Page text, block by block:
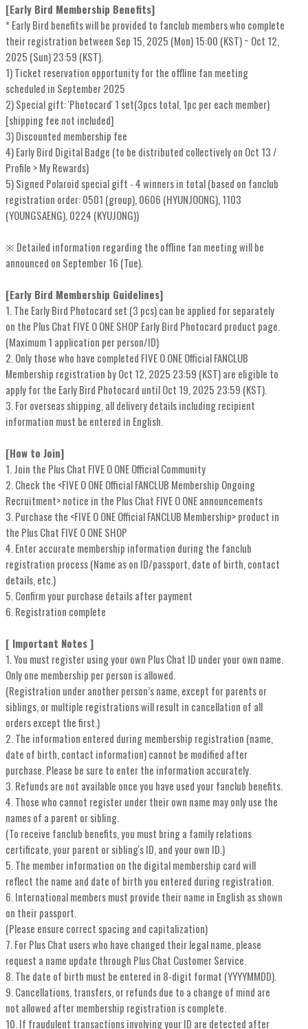
[Early Bird Membership Benefits]
* Early Bird benefits will be provided to fanclub members who complete
their registration between Sep 15, 2025 (Mon) 15:00 (KST) ~ Oct 12,
2025 (Sun) 23:59 (KST).
1) Ticket reservation opportunity for the offline fan meeting
scheduled in September 2025
2) Special gift: 'Photocard' 1 set(3pcs total, 1pc per each member)
[shipping fee not included]
3) Discounted membership fee
4) Early Bird Digital Badge (to be distributed collectively on Oct 13 /
Profile > My Rewards)
5) Signed Polaroid special gift - 4 winners in total (based on fanclub
registration order: 0501 (group), 0606 (HYUNJOONG), 1103
(YOUNGSAENG), 0224 (KYUJONG))
※ Detailed information regarding the offline fan meeting will be
announced on September 16 (Tue).
[Early Bird Membership Guidelines]
1. The Early Bird Photocard set (3 pcs) can be applied for separately
on the Plus Chat FIVE O ONE SHOP Early Bird Photocard product page.
(Maximum 1 application per person/ID)
2. Only those who have completed FIVE O ONE Official FANCLUB
Membership registration by Oct 12, 2025 23:59 (KST) are eligible to
apply for the Early Bird Photocard until Oct 19, 2025 23:59 (KST).
3. For overseas shipping, all delivery details including recipient
information must be entered in English.
[How to Join]
1. Join the Plus Chat FIVE O ONE Official Community
2. Check the <FIVE O ONE Official FANCLUB Membership Ongoing
Recruitment> notice in the Plus Chat FIVE O ONE announcements
3. Purchase the <FIVE O ONE Official FANCLUB Membership> product in
the Plus Chat FIVE O ONE SHOP
4. Enter accurate membership information during the fanclub
registration process (Name as on ID/passport, date of birth, contact
details, etc.)
5. Confirm your purchase details after payment
6. Registration complete
[ Important Notes ]
1. You must register using your own Plus Chat ID under your own name.
Only one membership per person is allowed.
(Registration under another person’s name, except for parents or
siblings, or multiple registrations will result in cancellation of all
orders except the first.)
2. The information entered during membership registration (name,
date of birth, contact information) cannot be modified after
purchase. Please be sure to enter the information accurately.
3. Refunds are not available once you have used your fanclub benefits.
4. Those who cannot register under their own name may only use the
names of a parent or sibling.
(To receive fanclub benefits, you must bring a family relations
certificate, your parent or sibling's ID, and your own ID.)
5. The member information on the digital membership card will
reflect the name and date of birth you entered during registration.
6. International members must provide their name in English as shown
on their passport.
(Please ensure correct spacing and capitalization)
7. For Plus Chat users who have changed their legal name, please
request a name update through Plus Chat Customer Service.
8. The date of birth must be entered in 8-digit format (YYYYMMDD).
9. Cancellations, transfers, or refunds due to a change of mind are
not allowed after membership registration is complete.
10. If fraudulent transactions involving your ID are detected after